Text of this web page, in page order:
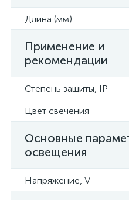
Длина (мм)
Применение и
рекомендации
Степень защиты, IP
Цвет свечения
Основные
освещения
Напряжение, V